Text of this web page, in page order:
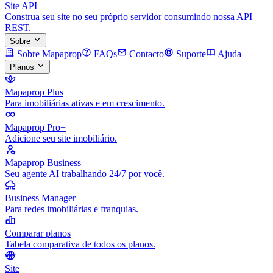
Site API
Construa seu site no seu próprio servidor consumindo nossa API
REST.
Sobre
Sobre Mapaprop FAQs Contacto Suporte Ajuda
Planos
Mapaprop Plus
Para imobiliárias ativas e em crescimento.
Mapaprop Pro+
Adicione seu site imobiliário.
Mapaprop Business
Seu agente AI trabalhando 24/7 por você.
Business Manager
Para redes imobiliárias e franquias.
Comparar planos
Tabela comparativa de todos os planos.
Site